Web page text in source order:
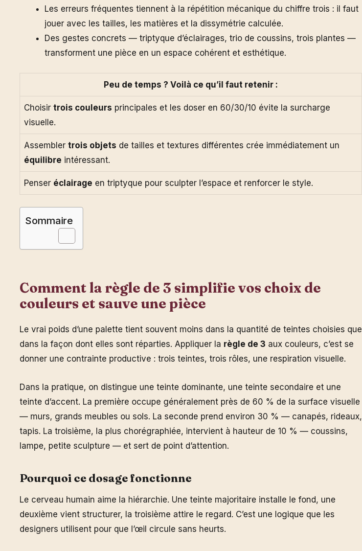
Les erreurs fréquentes tiennent à la répétition mécanique du chiffre trois : il faut
jouer avec les tailles, les matières et la dissymétrie calculée.
Des gestes concrets — triptyque d’éclairages, trio de coussins, trois plantes —
transforment une pièce en un espace cohérent et esthétique.
Peu de temps ? Voilà ce qu’il faut retenir :
Choisir trois couleurs principales et les doser en 60/30/10 évite la surcharge
visuelle.
Assembler trois objets de tailles et textures différentes crée immédiatement un
équilibre intéressant.
Penser éclairage en triptyque pour sculpter l’espace et renforcer le style.
Sommaire
Comment la règle de 3 simplifie vos choix de
couleurs et sauve une pièce
Le vrai poids d’une palette tient souvent moins dans la quantité de teintes choisies que
dans la façon dont elles sont réparties. Appliquer la règle de 3 aux couleurs, c’est se
donner une contrainte productive : trois teintes, trois rôles, une respiration visuelle.
Dans la pratique, on distingue une teinte dominante, une teinte secondaire et une
teinte d’accent. La première occupe généralement près de 60 % de la surface visuelle
— murs, grands meubles ou sols. La seconde prend environ 30 % — canapés, rideaux,
tapis. La troisième, la plus chorégraphiée, intervient à hauteur de 10 % — coussins,
lampe, petite sculpture — et sert de point d’attention.
Pourquoi ce dosage fonctionne
Le cerveau humain aime la hiérarchie. Une teinte majoritaire installe le fond, une
deuxième vient structurer, la troisième attire le regard. C’est une logique que les
designers utilisent pour que l’œil circule sans heurts.